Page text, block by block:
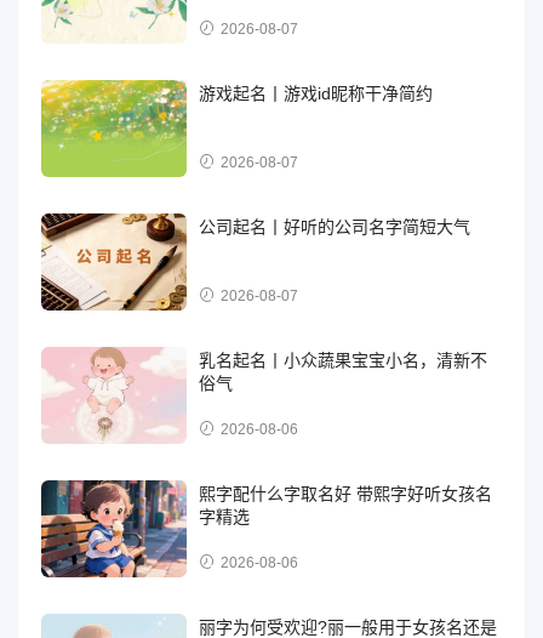
2026-08-07
游戏起名丨游戏id昵称干净简约
2026-08-07
公司起名丨好听的公司名字简短大气
2026-08-07
乳名起名丨小众蔬果宝宝小名，清新不
俗气
2026-08-06
熙字配什么字取名好 带熙字好听女孩名
字精选
2026-08-06
丽字为何受欢迎?丽一般用于女孩名还是